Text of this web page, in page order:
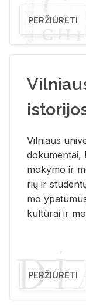
PERŽIŪRĖTI
Vil­niaus
do­ku­men­tai,
mo­ky­mo ir
rių ir
mo
kul­tū­rai ir
PERŽIŪRĖTI